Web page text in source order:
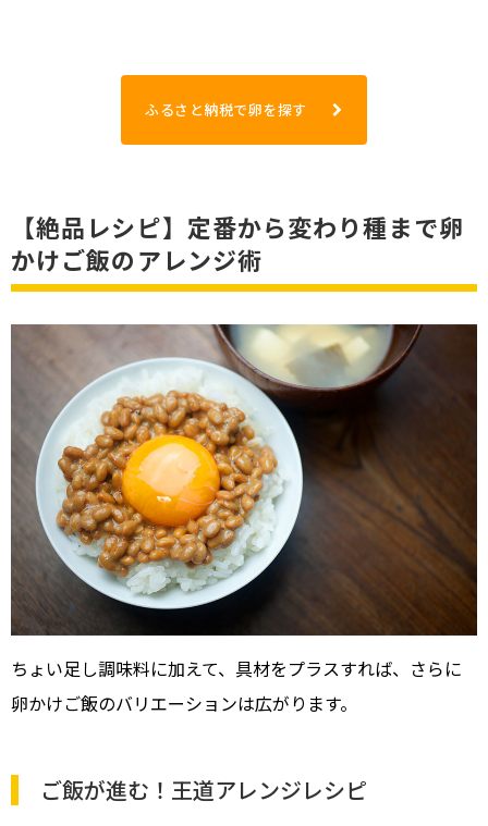
ふるさと納税で卵を探す
【絶品レシピ】定番から変わり種まで卵
かけご飯のアレンジ術
ちょい足し調味料に加えて、具材をプラスすれば、さらに
卵かけご飯のバリエーションは広がります。
ご飯が進む！王道アレンジレシピ